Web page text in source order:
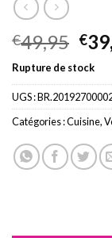
€49,95 Le
prix
€
Rupture de stock
UGS :
Catégories :Cuisine,